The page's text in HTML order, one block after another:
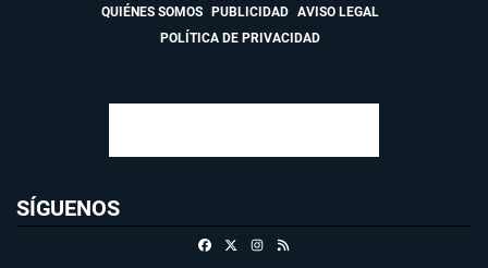
QUIÉNES SOMOS PUBLICIDAD
AVISO LEGAL
POLÍTICA DE PRIVACIDAD
SÍGUENOS
FacebookInstagram